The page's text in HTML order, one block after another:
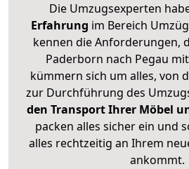
Die Umzugsexperten
Erfahrung im Bereich
kennen die Anforderungen,
Paderborn nach Pegau
kümmern sich um alles, von
zur Durchführung des
den Transport Ihrer Möbel
packen alles sicher ein und
alles rechtzeitig an Ihrem
ankommt.